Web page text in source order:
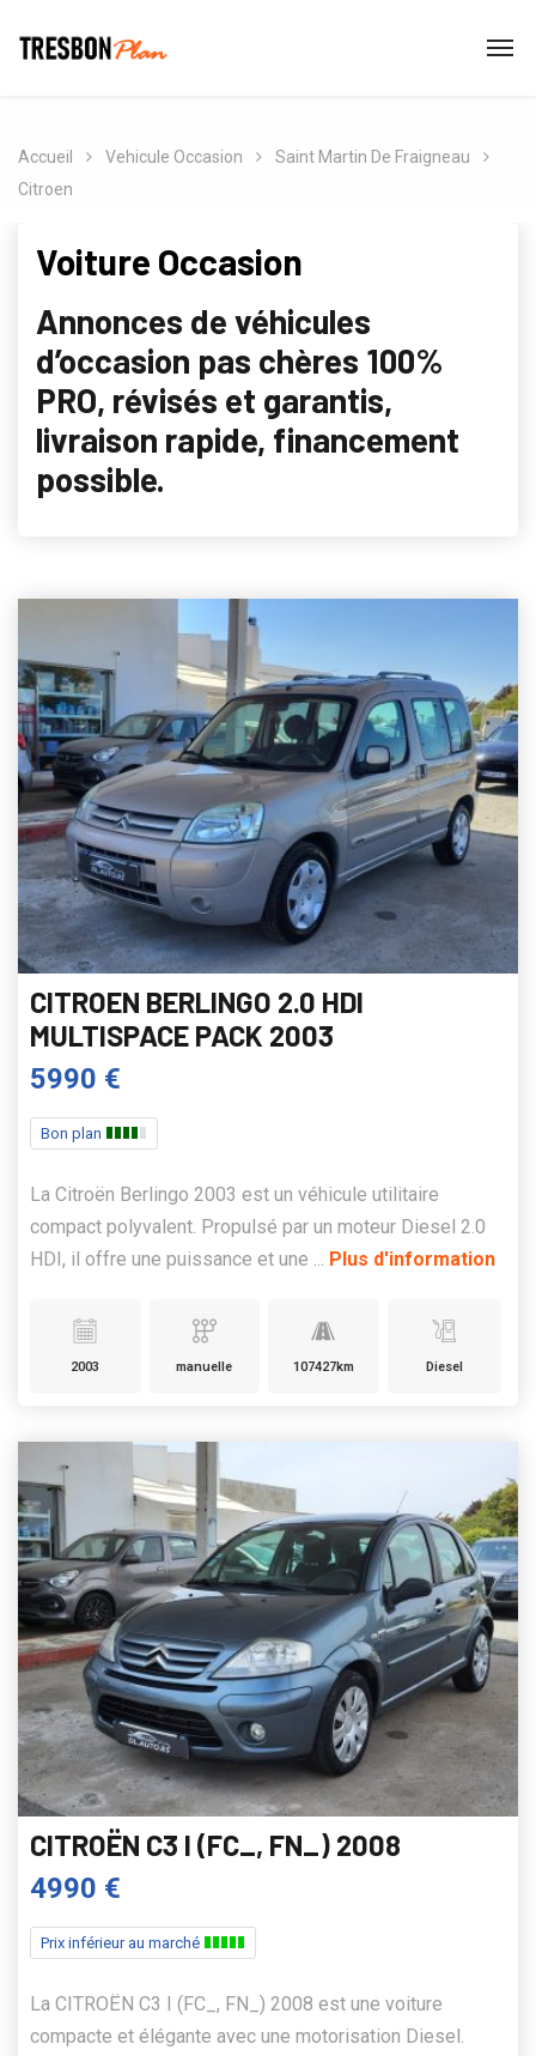
Accueil Vehicule Occasion
Saint Martin De Fraigneau
Citroen
Voiture Occasion
Annonces de véhicules
d’occasion pas chères 100%
PRO, révisés et garantis,
livraison rapide, financement
possible.
CITROEN BERLINGO 2.0 HDI
MULTISPACE PACK 2003
5990 €
Bon plan
La Citroën Berlingo 2003 est un véhicule utilitaire
compact polyvalent. Propulsé par un moteur Diesel 2.0
HDI, il offre une puissance et une ... Plus d'information
2003 manuelle 107427km Diesel
CITROËN C3 I (FC_, FN_) 2008
4990 €
Prix inférieur au marché
La CITROËN C3 I (FC_, FN_) 2008 est une voiture
compacte et élégante avec une motorisation Diesel.